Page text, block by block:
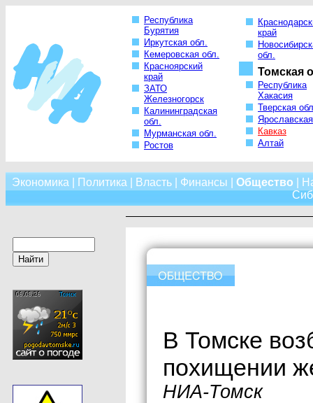
Республика
Бурятия
Иркутская обл.
Кемеровская обл.
Красноярский
край
ЗАТО
Железногорск
Калининградская
обл.
Мурманская обл.
Ростов
край
обл.
Томская
Республика
Хакасия
Тверская
Кавказ
Алтай
Экономика Политика Власть| Финансы Общество
В Томске
похищении
НИА-Томск